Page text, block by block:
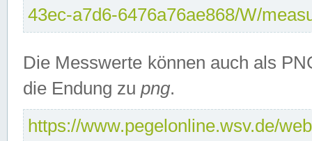
43ec-a7d6-6476a76ae868/W/
Die Messwerte können auch als
die Endung zu png.
https://www.pegelonline.wsv.de/